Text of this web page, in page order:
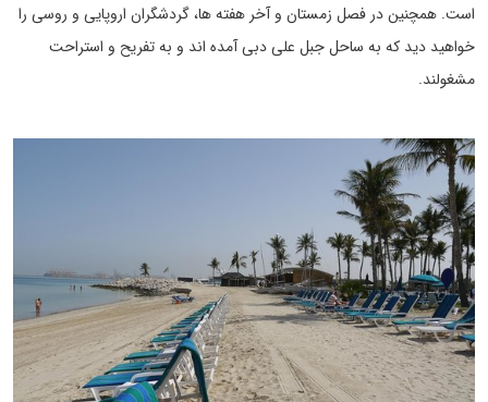
است. همچنین در فصل زمستان و آخر هفته ها، گردشگران اروپایی و روسی را
خواهید دید که به ساحل جبل علی دبی آمده اند و به تفریح و استراحت
مشغولند.